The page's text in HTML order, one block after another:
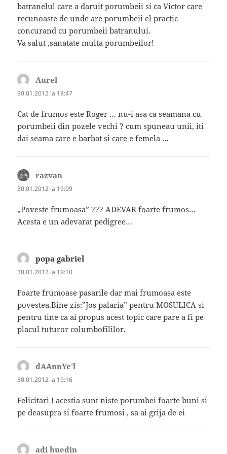
batranelul care a daruit porumbeii si ca Victor care
recunoaste de unde are porumbeii el practic
concurand cu porumbeii batranului.
Va salut ,sanatate multa porumbeilor!
Aurel
30.01.2012 la 18:47
Cat de frumos este Roger … nu-i asa ca seamana cu
porumbeii din pozele vechi ? cum spuneau unii, iti
dai seama care e barbat si care e femela …
razvan
30.01.2012 la 19:09
„Poveste frumoasa” ??? ADEVAR foarte frumos…
Acesta e un adevarat pedigree…
popa gabriel
30.01.2012 la 19:10
Foarte frumoase pasarile dar mai frumoasa este
povestea.Bine zis:”Jos palaria” pentru MOSULICA si
pentru tine ca ai propus acest topic care pare a fi pe
placul tuturor columbofililor.
dAAnnYe'l
30.01.2012 la 19:16
Felicitari ! acestia sunt niste porumbei foarte buni si
pe deasupra si foarte frumosi , sa ai grija de ei
adi huedin